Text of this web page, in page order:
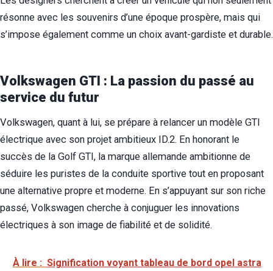
résonne avec les souvenirs d’une époque prospère, mais qui
s’impose également comme un choix avant-gardiste et durable.
Volkswagen GTI : La passion du passé au
service du futur
Volkswagen, quant à lui, se prépare à relancer un modèle GTI
électrique avec son projet ambitieux ID.2. En honorant le
succès de la Golf GTI, la marque allemande ambitionne de
séduire les puristes de la conduite sportive tout en proposant
une alternative propre et moderne. En s’appuyant sur son riche
passé, Volkswagen cherche à conjuguer les innovations
électriques à son image de fiabilité et de solidité.
À lire : Signification voyant tableau de bord opel astra